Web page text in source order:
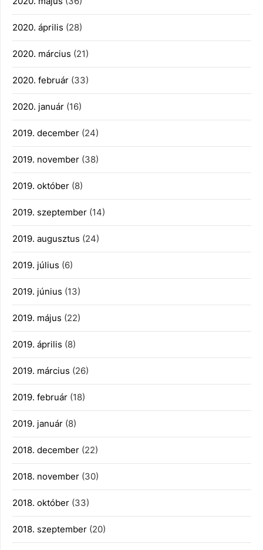
2020. április (28)
2020. március (21)
2020. február (33)
2020. január (16)
2019. december (24)
2019. november (38)
2019. október (8)
2019. szeptember (14)
2019. augusztus (24)
2019. július (6)
2019. június (13)
2019. május (22)
2019. április (8)
2019. március (26)
2019. február (18)
2019. január (8)
2018. december (22)
2018. november (30)
2018. október (33)
2018. szeptember (20)